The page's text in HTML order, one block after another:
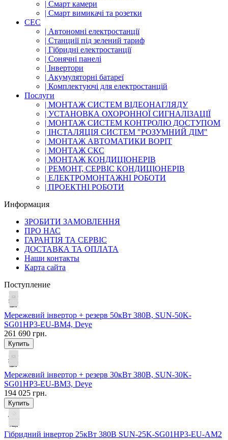
| Смарт камери
| Смарт вимикачі та розетки
СЕС
| Автономні електростанції
| Станциії під зелений тариф
| Гібридні електростанції
| Сонячні панелі
| Інвертори
| Акумуляторні батареї
| Комплектуючі для електростанцій
Послуги
| МОНТАЖ СИСТЕМ ВІДЕОНАГЛЯДУ
| УСТАНОВКА ОХОРОННОЇ СИГНАЛІЗАЦІЇ
| МОНТАЖ СИСТЕМ КОНТРОЛЮ ДОСТУПОМ
| ІНСТАЛЯЦІЯ СИСТЕМ "РОЗУМНИЙ ДІМ"
| МОНТАЖ АВТОМАТИКИ ВОРІТ
| МОНТАЖ СКС
| МОНТАЖ КОНДИЦІОНЕРІВ
| РЕМОНТ, СЕРВІС КОНДИЦІОНЕРІВ
| ЕЛЕКТРОМОНТАЖНІ РОБОТИ
| ПРОЕКТНІ РОБОТИ
Информация
ЗРОБИТИ ЗАМОВЛЕННЯ
ПРО НАС
ГАРАНТІЯ ТА СЕРВІС
ДОСТАВКА ТА ОПЛАТА
Наши контакты
Карта сайта
Поступление
Мережевий інвертор + резерв 50кВт 380В, SUN-50K-
SG01HP3-EU-BM4, Deye
261 690 грн.
Мережевий інвертор + резерв 30кВт 380В, SUN-30K-
SG01HP3-EU-BM3, Deye
194 025 грн.
Гібридний інвертор 25кВт 380В SUN-25K-SG01HP3-EU-AM2